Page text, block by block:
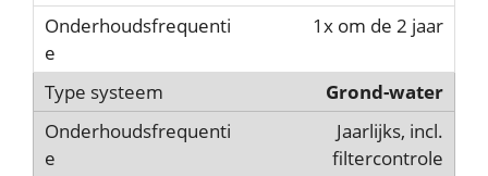
1x om de 2 jaar
Grond-water
Jaarlijks, incl.
filtercontrole